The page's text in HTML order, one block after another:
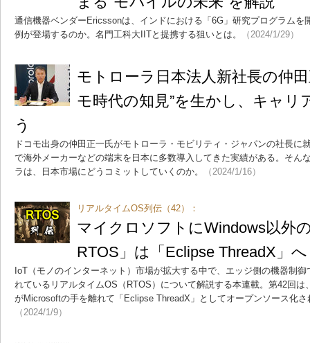
通信機器ベンダーEricssonは、インドにおける「6G」研究プログラムを
例が登場するのか。名門工科大IITと提携する狙いとは。
（2024/1/29）
モトローラ日本法人新社長の仲
モ時代の知見”を生かし、キャリ
う
ドコモ出身の仲田正一氏がモトローラ・モビリティ・ジャパンの社長に
で海外メーカーなどの端末を日本に多数導入してきた実績がある。そん
ラは、日本市場にどうコミットしていくのか。
（2024/1/16）
リアルタイムOS列伝（42）：
マイクロソフトにWindows以外
RTOS」は「Eclipse ThreadX」へ
IoT（モノのインターネット）市場が拡大する中で、エッジ側の機器制
れているリアルタイムOS（RTOS）について解説する本連載。第42回
がMicrosoftの手を離れて「Eclipse ThreadX」としてオープンソース化
（2024/1/9）